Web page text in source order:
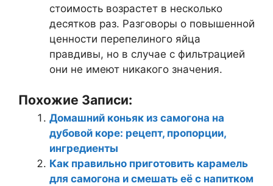
стоимость возрастет в несколько
десятков раз. Разговоры о повышенной
ценности перепелиного яйца
правдивы, но в случае с фильтрацией
они не имеют никакого значения.
Похожие Записи:
Домашний коньяк из самогона на
дубовой коре: рецепт, пропорции,
ингредиенты
Как правильно приготовить карамель
для самогона и смешать её с напитком